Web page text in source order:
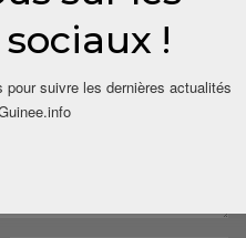
!
suivre les dernières actualités